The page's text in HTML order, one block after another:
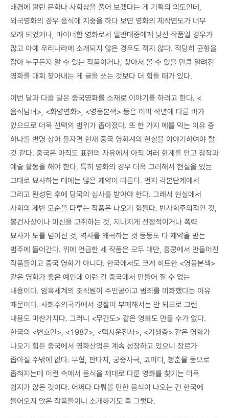
배경에 깔린 문화나 사회상을 풀어 보겠다는 게 기획의 의도인데,
외국영화의 경우 음식에 치중을 하다 보면 영화의 제작연도가 너무
오래 되었거나, 마이너한 영화로서 일반대중에게 낯선 작품일 경우가
많고 아예 우리나라에 소개되지 않은 경우도 적지 않다. 적당히 균형을
잡아 누구든지 알 수 있는 작품이거나, 찾아서 볼 수 있을 만큼 알려진
영화를 매회 찾아내는 게 글을 쓰는 것보다 더 힘들 때가 있다.
이번 달과 다음 달은 중국영화를 소재로 이야기를 하려고 한다. <
음식남녀>, <화양연화>, <영웅본색> 등은 이미 작년에 다룬 바가
있으므로 더욱 선택의 범위가 좁아졌다. 또 한 가지 애를 먹는 이유 중
하나를 변명 삼아 들자면 현재 중국 영화계의 현실을 이야기하여야 할
것 같다. 중국은 아직도 표현의 자유에서 아직 여러 한계를 안고 창작과
예술 활동을 해야 한다. 특히 영화의 경우 더욱 그러해서 현실을 있는
그대로 묘사하는 데에는 많은 제약이 따른다. 먼저 각본단계에서
그리고 완성된 후에 당국의 심사를 받아야 한다. 그래서 현실에서
사회의 제반 모순을 다루는 작품은 나오기 힘들다. 반사회주의적인 것,
봉건사상이나 미신을 고취하는 것, 지나치게 선정적이거나 폭력
묘사가 도를 넘어선 것, 역사를 왜곡하는 것 등등도 다 제약을 받는
범주에 들어간다. 위에 언급한 세 작품은 모두 대만, 홍콩에서 만들어진
작품들이고 중국 영화가 아니다. 한국에서도 크게 히트한 <영웅본색>
같은 영화가 좋은 예인데 이런 건 중국에서 만들어 질 수 없는
내용이다. 암흑세계의 조직원이 주인공이고 범죄를 미화했다는 이유
때문이다. 사회주의국가에서 경찰이 부패해서는 안 되므로 그런
내용도 마찬가지다. 그러니 <무간도> 같은 영화도 만들 수가 없다.
한국의 <변호인>, <1987>, <택시운전사>, <기생충> 같은 영화가
나오기 힘든 중국에서 영화산업은 계속 성장하고 있으니 장르가
좁아질 수밖에 없다. 무협, 판타지, 궁중사극, 코미디, 청춘물 등으로
좁혀지는데 이런 속에서 음식을 제대로 다룬 영화를 찾기는 더욱
쉽지가 않은 것이다. 어쩌다 다뤄볼 만한 음식이 나오는 건 한국에
들어오지 않은 작품들이니 소개하기도 좀 그렇다.